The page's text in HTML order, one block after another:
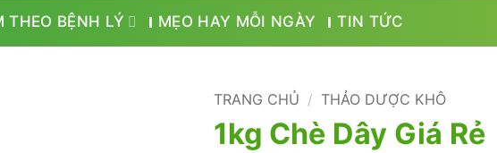
THEO BỆNH LÝ MẸO HAY MỖI NGÀY TIN TỨC
TRANG CHỦ / THẢO DƯỢC KHÔ
1kg Chè Dây Giá Rẻ